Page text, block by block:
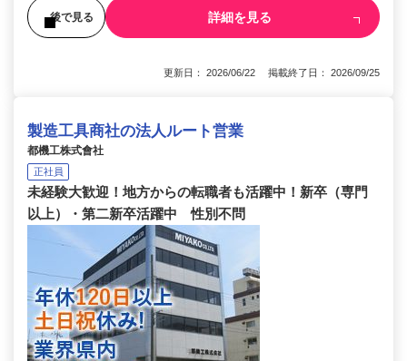
後で見る 詳細を見る
更新日： 2026/06/22 掲載終了日： 2026/09/25
製造工具商社の法人ルート営業
都機工株式會社
正社員
未経験大歓迎！地方からの転職者も活躍中！新卒（専門
以上）・第二新卒活躍中 性別不問